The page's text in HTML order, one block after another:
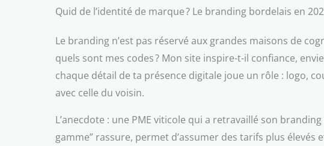
Quid de l’identité de marque ? Le branding bordelais en
Le branding n’est pas réservé aux grandes maisons de
quels sont mes codes ? Mon site inspire-t-il confiance,
chaque détail de ta présence digitale joue un rôle : logo,
avec celle du voisin.
L’anecdote : une PME viticole qui a retravaillé son
gamme” rassure, permet d’assumer des tarifs plus élevés